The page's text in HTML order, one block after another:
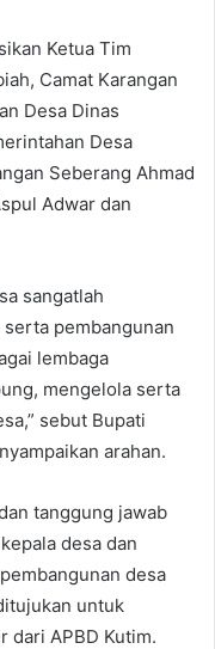
Ketua Tim
Camat Karangan
Desa Dinas
Desa
Seberang Ahmad
Adwar dan
sangatlah
pembangunan
lembaga
mengelola serta
sebut Bupati
arahan.
tanggung jawab
desa dan
desa
untuk
dari APBD Kutim.